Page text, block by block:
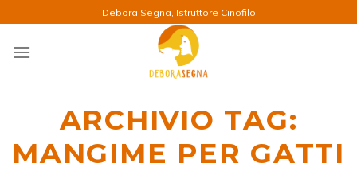
ai
contenuti
Debora Segna, Istruttore Cinofilo
ARCHIVIO TAG:
MANGIME PER GATTI